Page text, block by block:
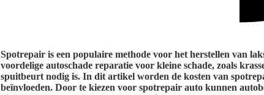
Spotrepair is een populaire methode voor het herstellen van
voordelige autoschade reparatie voor kleine schade, zoals
spuitbeurt nodig is. In dit artikel worden de kosten van
beïnvloeden. Door te kiezen voor spotrepair auto kunnen